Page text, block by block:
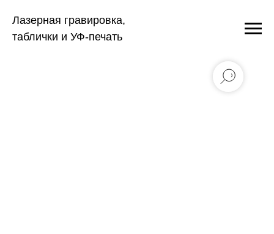
Лазерная гравировка,
таблички и УФ-печать